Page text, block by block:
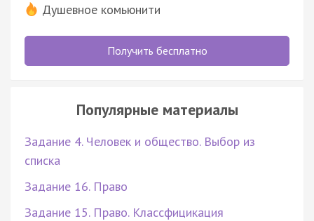
Душевное комьюнити
Получить бесплатно
Популярные материалы
Задание 4. Человек и общество. Выбор из
списка
Задание 16. Право
Задание 15. Право. Классфицикация